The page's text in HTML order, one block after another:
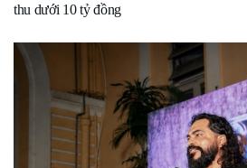
thu dưới 10 tỷ đồng